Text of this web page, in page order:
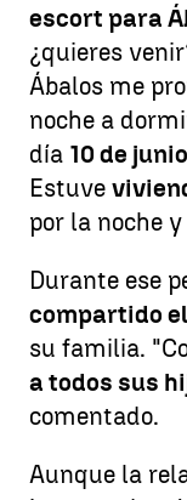
escort para
¿quieres
Ábalos me
noche a
día 10 de junio
Estuve
por la noche
Durante ese
compartido
su familia.
a todos sus
comentado.
Aunque la